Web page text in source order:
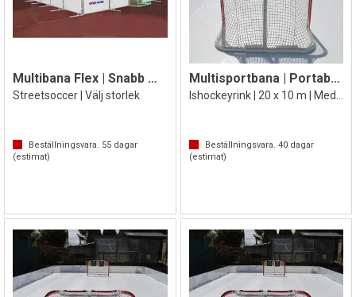
Multibana Flex | Snabb montering
Streetsoccer | Välj storlek
Beställningsvara. 55 dagar
(estimat)
Multisportbana | Portabel isbana
Beställningsvara. 40dagar
(estimat)